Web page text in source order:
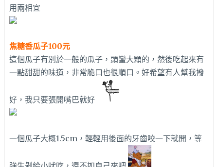
用兩相宜
焦糖香瓜子100元
這個瓜子有別於一般的瓜子，頭蠻大顆的，然後吃起來有
一點甜甜的味道，非常脆口也很順口。好希望有人幫我撥
好，我只要張開嘴巴就好
一個瓜子大概1.5cm，輕輕用後面的牙齒咬一下就開，等